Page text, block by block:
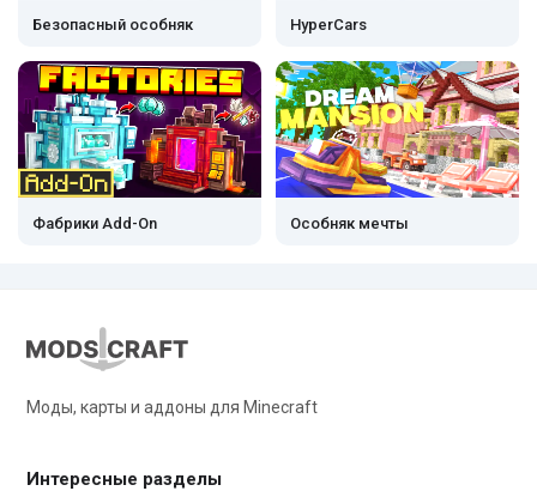
Безопасный особняк HyperCars
Фабрики Add-On Особняк мечты
Моды, карты и аддоны для Minecraft
Интересные разделы